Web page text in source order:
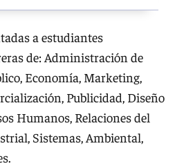
a estudiantes
de: Administración de
Economía, Marketing,
Publicidad, Diseño
Humanos, Relaciones del
Sistemas, Ambiental,